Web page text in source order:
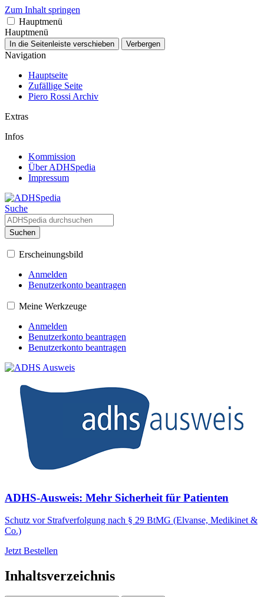
Zum Inhalt springen
Hauptmenü
Hauptmenü
In die Seitenleiste verschieben Verbergen
Navigation
Hauptseite
Zufällige Seite
Piero Rossi Archiv
Extras
Infos
Kommission
Über ADHSpedia
Impressum
Suche
Suchen
Erscheinungsbild
Anmelden
Benutzerkonto beantragen
Meine Werkzeuge
Anmelden
Benutzerkonto beantragen
Benutzerkonto beantragen
ADHS-Ausweis: Mehr Sicherheit für Patienten
Schutz vor Strafverfolgung nach § 29 BtMG (Elvanse, Medikinet &
Co.)
Jetzt Bestellen
Inhaltsverzeichnis